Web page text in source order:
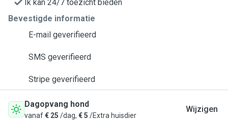
Ik kan 24/7 toezicht bieden
Bevestigde informatie
E-mail geverifieerd
SMS geverifieerd
Stripe geverifieerd
Dagopvang hond
vanaf€ 25 /dag, € 5 /Extra huisdier
Wijzigen